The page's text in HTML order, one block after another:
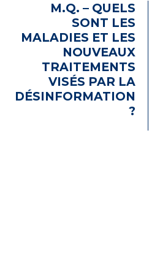
M.Q. – QUELS
SONT LES
MALADIES ET LES
NOUVEAUX
TRAITEMENTS
VISÉS PAR LA
DÉSINFORMATION
?